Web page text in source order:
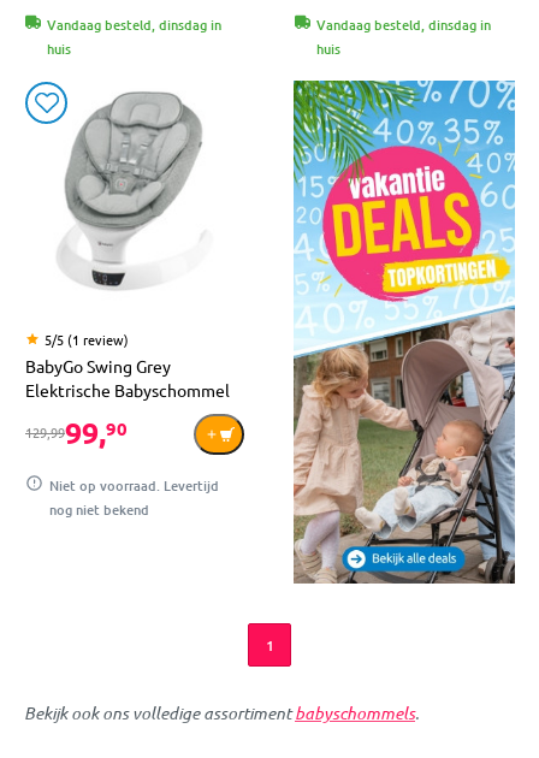
Vandaag besteld, dinsdag in
huis
Vandaag besteld, dinsdag in
huis
5/5 (1 review)
BabyGo Swing Grey
Elektrische Babyschommel
129,9999,90
Niet op voorraad. Levertijd
nog niet bekend
1
Bekijk ook ons volledige assortimentbabyschommels.